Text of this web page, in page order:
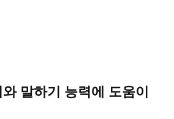
말하기 능력에 도움이